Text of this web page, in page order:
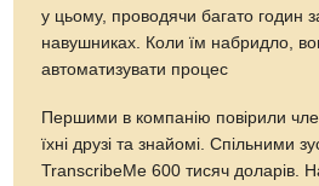
у цьому, проводячи багато годин
навушниках. Коли їм набридло,
автоматизувати процес
Першими в компанію повірили
їхні друзі та знайомі. Спільними
TranscribeMe 600 тисяч доларів.